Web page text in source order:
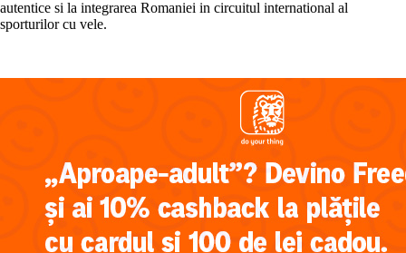
autentice si la integrarea Romaniei in circuitul international al
sporturilor cu vele.